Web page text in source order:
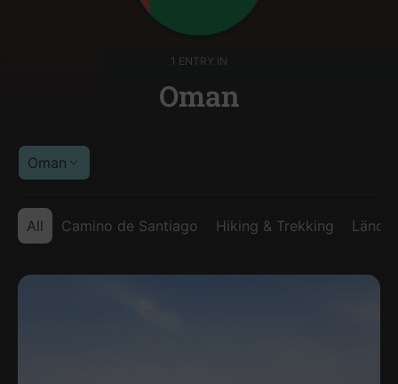
1 ENTRY IN
Oman
Oman
All Camino de Santiago Hiking & Trekking Länder